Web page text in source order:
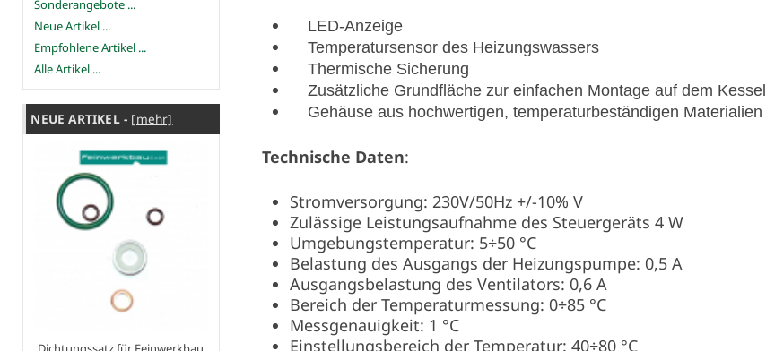
Sonderangebote ...
Neue Artikel ...
Empfohlene Artikel ...
Alle Artikel ...
NEUE ARTIKEL - [mehr]
LED-Anzeige
Temperatursensor des Heizungswassers
Thermische Sicherung
Zusätzliche Grundfläche zur einfachen Montage auf dem Kessel
Gehäuse aus hochwertigen, temperaturbeständigen Materialien
Technische Daten:
Stromversorgung: 230V/50Hz +/-10% V
Zulässige Leistungsaufnahme des Steuergeräts 4 W
Umgebungstemperatur: 5÷50 °C
Belastung des Ausgangs der Heizungspumpe: 0,5 A
Ausgangsbelastung des Ventilators: 0,6 A
Bereich der Temperaturmessung: 0÷85 °C
Messgenauigkeit: 1 °C
Einstellungsbereich der Temperatur: 40÷80 °C